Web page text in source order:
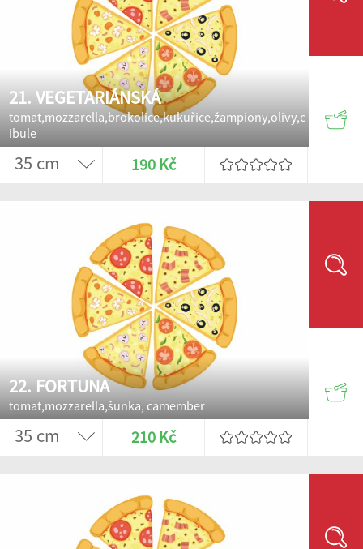
21. VEGETARIÁNSKÁ
tomat,mozzarella,brokolice,kukuřice,žampiony,olivy,c
ibule
190 Kč
22. FORTUNA
tomat,mozzarella,šunka, camember
210 Kč